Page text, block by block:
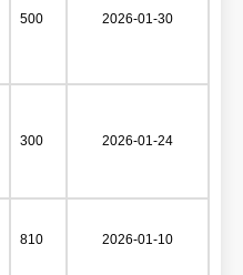
500 2026-01-30
300 2026-01-24
810 2026-01-10